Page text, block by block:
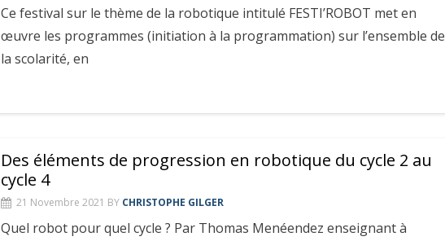
Ce festival sur le thème de la robotique intitulé FESTI’ROBOT met en
œuvre les programmes (initiation à la programmation) sur l’ensemble de
la scolarité, en
Des éléments de progression en robotique du cycle 2 au
cycle 4
21 Novembre 2021 BY CHRISTOPHE GILGER
Quel robot pour quel cycle ? Par Thomas Menéendez enseignant à